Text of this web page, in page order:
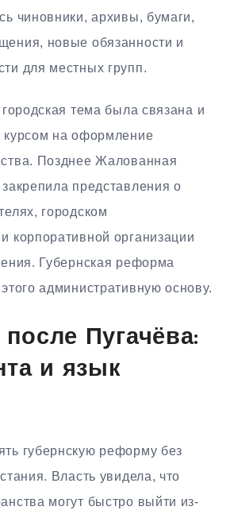
чиновники, архивы, бумаги,
новые обязанности и
для местных групп.
тема была связана и
на оформление
Позднее Жалованная
представления о
городском
корпоративной организации
Губернская реформа
административную основу.
Пугачёва:
и язык
губернскую реформу без
Власть увидела, что
могут быстро выйти из-